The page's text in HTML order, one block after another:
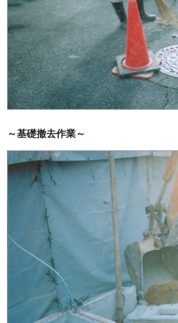
～基礎撤去作業～